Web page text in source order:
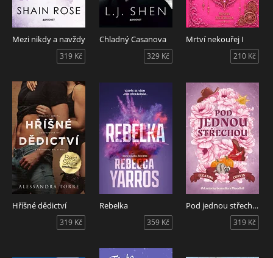
Mezi nikdy a navždy
319 Kč
Chladný Casanova
329 Kč
Mrtví nekouřej I
210 Kč
Hříšné dědictví
319 Kč
Rebelka
359 Kč
Pod jednou střechou
319 Kč